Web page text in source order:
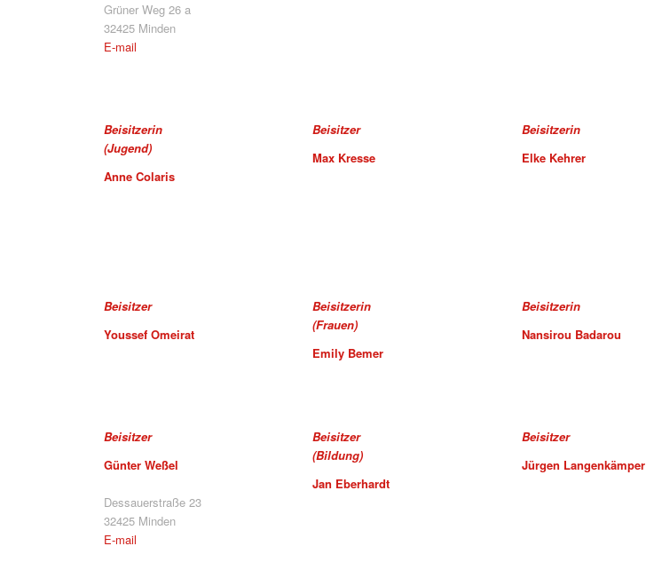
Grüner Weg 26 a
32425 Minden
E-mail
Beisitzerin
(Jugend)
Anne Colaris
Beisitzer
Max Kresse
Beisitzerin
Elke Kehrer
Beisitzer
Youssef Omeirat
Beisitzerin
(Frauen)
Emily Bemer
Beisitzerin
Nansirou Badarou
Beisitzer
Günter Weßel
Dessauerstraße 23
32425 Minden
E-mail
Beisitzer
(Bildung)
Jan Eberhardt
Beisitzer
Jürgen Langenkämper